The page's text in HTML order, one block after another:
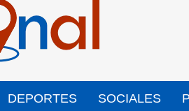
DEPORTES SOCIALES